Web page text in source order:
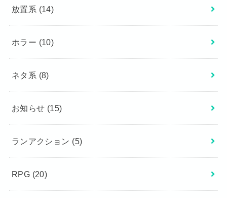
放置系 (14)
ホラー (10)
ネタ系 (8)
お知らせ (15)
ランアクション (5)
RPG (20)